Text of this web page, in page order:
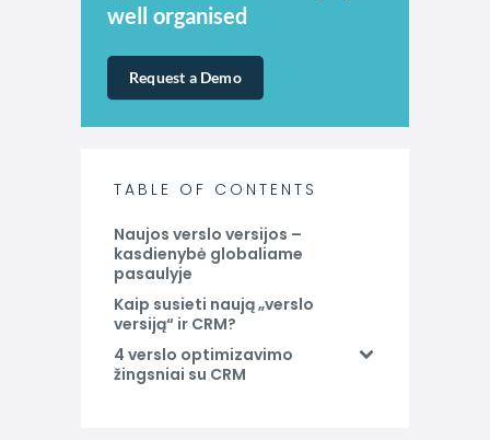
well organised
Request a Demo
TABLE OF CONTENTS
Naujos verslo versijos –
kasdienybė globaliame
pasaulyje
Kaip susieti naują „verslo
versiją“ ir CRM?
4 verslo optimizavimo
žingsniai su CRM